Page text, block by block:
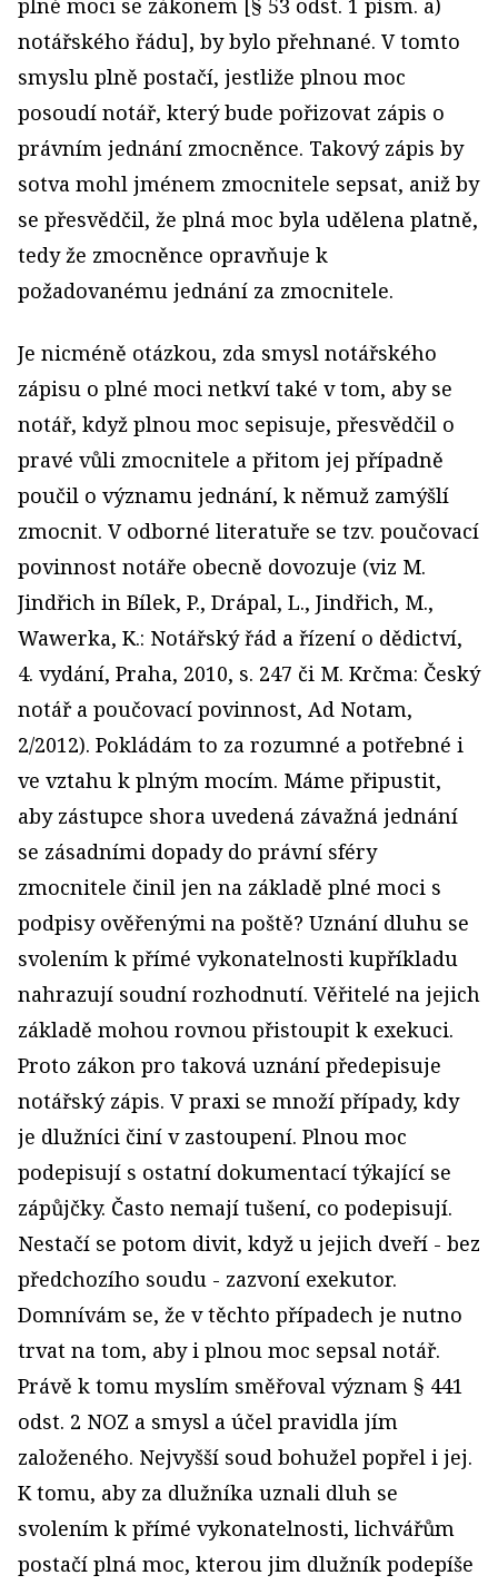
plné moci se zákonem [§ 53 odst. 1 písm. a)
notářského řádu], by bylo přehnané. V tomto
smyslu plně postačí, jestliže plnou moc
posoudí notář, který bude pořizovat zápis o
právním jednání zmocněnce. Takový zápis by
sotva mohl jménem zmocnitele sepsat, aniž by
se přesvědčil, že plná moc byla udělena platně,
tedy že zmocněnce opravňuje k
požadovanému jednání za zmocnitele.
Je nicméně otázkou, zda smysl notářského
zápisu o plné moci netkví také v tom, aby se
notář, když plnou moc sepisuje, přesvědčil o
pravé vůli zmocnitele a přitom jej případně
poučil o významu jednání, k němuž zamýšlí
zmocnit. V odborné literatuře se tzv. poučovací
povinnost notáře obecně dovozuje (viz M.
Jindřich in Bílek, P., Drápal, L., Jindřich, M.,
Wawerka, K.: Notářský řád a řízení o dědictví,
4. vydání, Praha, 2010, s. 247 či M. Krčma: Český
notář a poučovací povinnost, Ad Notam,
2/2012). Pokládám to za rozumné a potřebné i
ve vztahu k plným mocím. Máme připustit,
aby zástupce shora uvedená závažná jednání
se zásadními dopady do právní sféry
zmocnitele činil jen na základě plné moci s
podpisy ověřenými na poště? Uznání dluhu se
svolením k přímé vykonatelnosti kupříkladu
nahrazují soudní rozhodnutí. Věřitelé na jejich
základě mohou rovnou přistoupit k exekuci.
Proto zákon pro taková uznání předepisuje
notářský zápis. V praxi se množí případy, kdy
je dlužníci činí v zastoupení. Plnou moc
podepisují s ostatní dokumentací týkající se
zápůjčky. Často nemají tušení, co podepisují.
Nestačí se potom divit, když u jejich dveří - bez
předchozího soudu - zazvoní exekutor.
Domnívám se, že v těchto případech je nutno
trvat na tom, aby i plnou moc sepsal notář.
Právě k tomu myslím směřoval význam § 441
odst. 2 NOZ a smysl a účel pravidla jím
založeného. Nejvyšší soud bohužel popřel i jej.
K tomu, aby za dlužníka uznali dluh se
svolením k přímé vykonatelnosti, lichvářům
postačí plná moc, kterou jim dlužník podepíše